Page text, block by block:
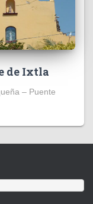
de Ixtla
– Puente